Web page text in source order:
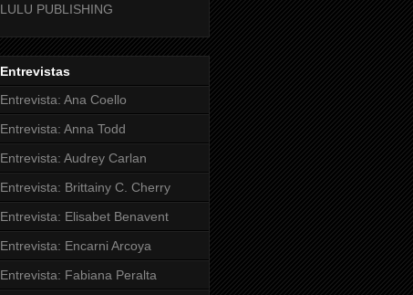
LULU PUBLISHING
Entrevistas
Entrevista: Ana Coello
Entrevista: Anna Todd
Entrevista: Audrey Carlan
Entrevista: Brittainy C. Cherry
Entrevista: Elisabet Benavent
Entrevista: Encarni Arcoya
Entrevista: Fabiana Peralta